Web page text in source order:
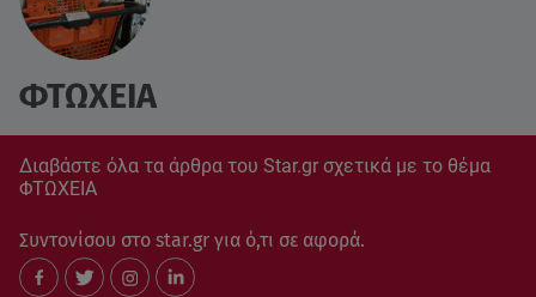
ΦΤΩΧΕΙΑ
Διαβάστε όλα τα άρθρα του Star.gr σχετικά με το θέμα
ΦΤΩΧΕΙΑ
Συντονίσου στο star.gr για ό,τι σε αφορά.